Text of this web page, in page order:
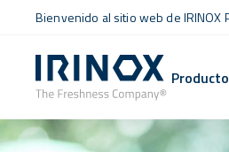
Bienvenido al sitio web de IRINOX